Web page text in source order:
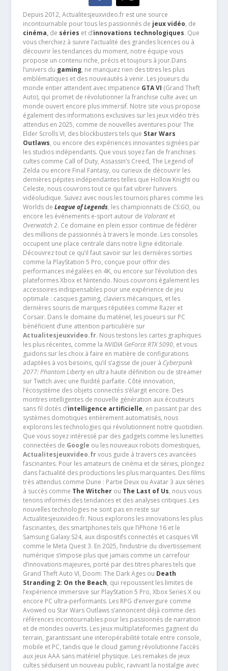
Depuis 2012, Actualitesjeuxvideo.fr est une source
incontournable pour tous les passionnés de jeux vidéo, de
cinéma,de séries et d’innovations technologiques. Que
vous cherchiez à suivre l’actualité des grandes licences ou à
découvrir les tendances du moment, notre équipe vous
propose un contenu riche, précis et toujours à jour.Dans
l’univers du gaming, ne manquez rien des titres les plus
emblématiques et des nouveautés à venir. Les joueurs du
monde entier attendent avec impatience GTA VI (Grand Theft
Auto), qui promet de révolutionner la franchise culte avec un
monde ouvert encore plus immersif. Notre site vous propose
également des informations exclusives sur les jeux vidéo très
attendus en 2025, comme de nouvelles aventures pour The
Elder Scrolls VI, des blockbusters tels que Star Wars
Outlaws, ou encore des expériences innovantes signées par
les studios indépendants. Que vous soyez fan de franchises
cultes comme Call of Duty, Assassin’s Creed, The Legend of
Zelda ou encore Final Fantasy, ou curieux de découvrir les
dernières pépites indépendantes telles que Hollow Knight ou
Celeste, nous couvrons tout ce qui fait vibrer l’univers
vidéoludique. Suivez avec nous les tournois phares comme les
Worlds de League of Legends, les championnats de CS:GO, ou
encore les événements e-sport autour de Valorantet
Overwatch 2. Ce domaine en plein essor continue de fédérer
des millions de passionnés à travers le monde. Les consoles
occupent une place centrale dans notre ligne éditoriale.
Découvrez tout ce qu’il faut savoir sur les dernières sorties
comme la PlayStation 5 Pro, conçue pour offrir des
performances inégalées en 4K, ou encore sur l’évolution des
plateformes Xbox et Nintendo. Nous couvrons également les
accessoires indispensables pour une expérience de jeu
optimale : casques gaming, claviers mécaniques, et les
dernières souris de marques réputées comme Razer et
Corsair. Dans le domaine du matériel, les joueurs sur PC
bénéficient d’une attention particulière sur
Actualitesjeuxvideo.fr. Nous testons les cartes graphiques
les plus récentes, comme la NVIDIA GeForce RTX 5090, et vous
guidons sur les choix à faire en matière de configurations
adaptées à vos besoins, qu’il s’agisse de jouer à Cyberpunk
2077: Phantom Libertyen ultra haute définition ou de streamer
sur Twitch avec une fluidité parfaite. Côté innovation,
l’écosystème des objets connectés s’élargit encore. Des
montres intelligentes de nouvelle génération aux écouteurs
sans fil dotés d’intelligence artificielle, en passant par des
systèmes domotiques entièrement automatisés, nous
explorons les technologies qui révolutionnent notre quotidien.
Que vous soyez intéressé par des gadgets comme les lunettes
connectées de Google ou les nouveaux robots domestiques,
Actualitesjeuxvideo.frvous guide à travers ces avancées
fascinantes. Pour les amateurs de cinéma et de séries, plongez
dans l’actualité des productions les plus marquantes. Des films
très attendus comme Dune : Partie Deux ou Avatar 3 aux séries
à succès comme The Witcherou The Last of Us, nous vous
tenons informés des tendances et des analyses critiques .Les
nouvelles technologies ne sont pas en reste sur
Actualitesjeuxvideo.fr. Nous explorons les innovations les plus
fascinantes, des smartphones tels que l’iPhone 16 et le
Samsung Galaxy S24, aux dispositifs connectés et casques VR
comme le Meta Quest 3. En 2025, l’industrie du divertissement
numérique s’impose plus que jamais comme un carrefour
d’innovations majeures, porté par des titres phares tels que
Grand Theft Auto VI, Doom: The Dark Ages ou Death
Stranding 2: On the Beach, qui repoussent les limites de
l’expérience immersive sur PlayStation 5 Pro, Xbox Series X ou
encore PC ultra-performants. Les RPG d’envergure comme
Avowed ou Star Wars Outlaws s’annoncent déjà comme des
références incontournables pour les passionnés de narration
et de mondes ouverts. Les jeux multiplateformes gagnent du
terrain, garantissant une interopérabilité totale entre console,
mobile et PC, tandis que le cloud gaming révolutionne l’accès
aux jeux AAA sans matériel physique. Les remakes de jeux
cultes séduisent un nouveau public, ravivant la nostalgie avec